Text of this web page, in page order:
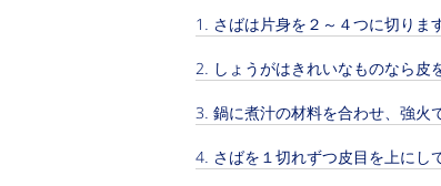
さばは片身を２～４つに切ります
しょうがはきれいなものなら皮
鍋に煮汁の材料を合わせ、強火
さばを１切れずつ皮目を上にし